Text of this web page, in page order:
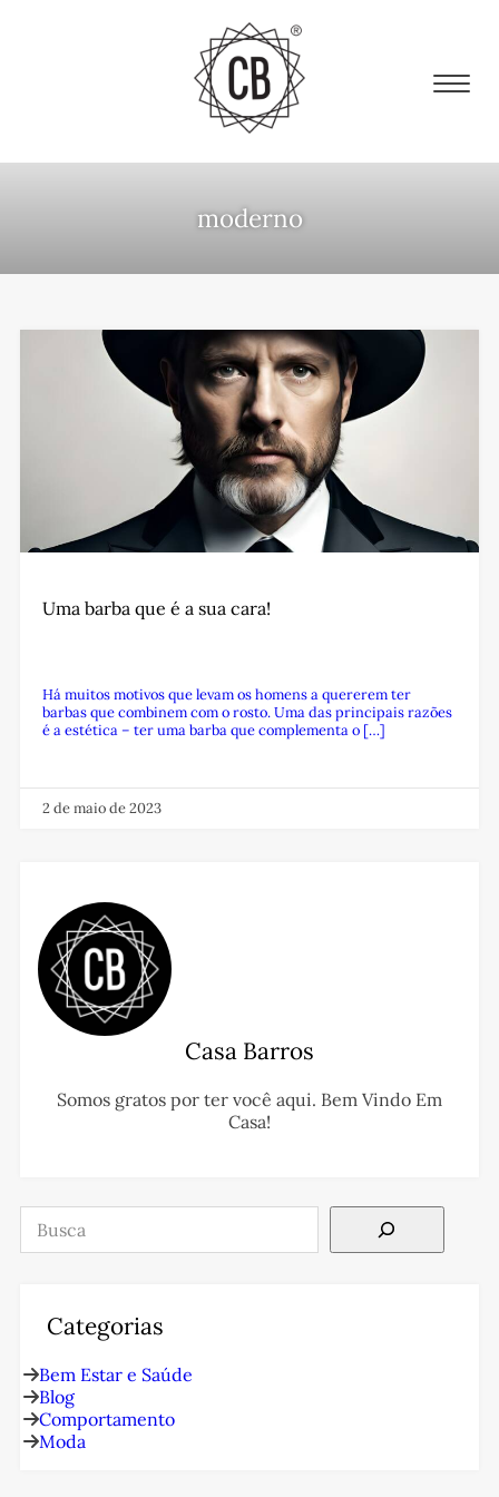
moderno
Uma barba que é a sua cara!
Há muitos motivos que levam os homens a quererem ter
barbas que combinem com o rosto. Uma das principais razões
é a estética – ter uma barba que complementa o […]
2 de maio de 2023
Casa Barros
Somos gratos por ter você aqui. Bem Vindo Em
Casa!
Pesquisar
Categorias
Bem Estar e Saúde
Blog
Comportamento
Moda